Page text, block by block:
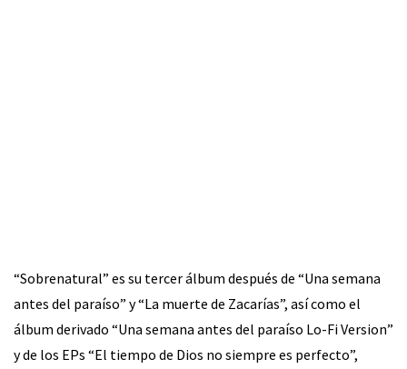
“Sobrenatural” es su tercer álbum después de “Una semana
antes del paraíso” y “La muerte de Zacarías”, así como el
álbum derivado “Una semana antes del paraíso Lo-Fi Version”
y de los EPs “El tiempo de Dios no siempre es perfecto”,